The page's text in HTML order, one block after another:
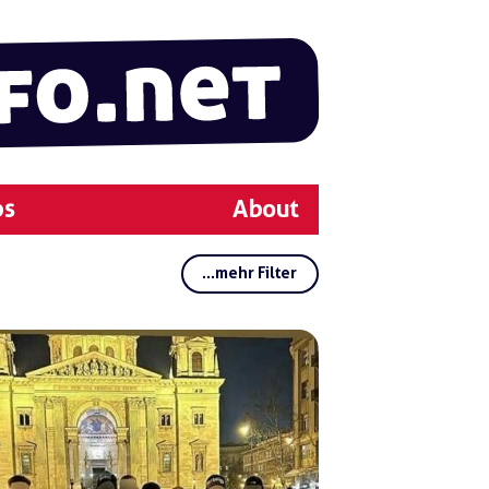
About
...mehr Filter
Gruppen:Schlagwörter:
Legi
o H